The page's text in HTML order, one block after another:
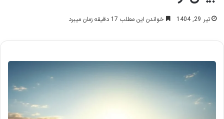
تیر 29, 1404 خواندن این مطلب 17 دقیقه زمان میبرد